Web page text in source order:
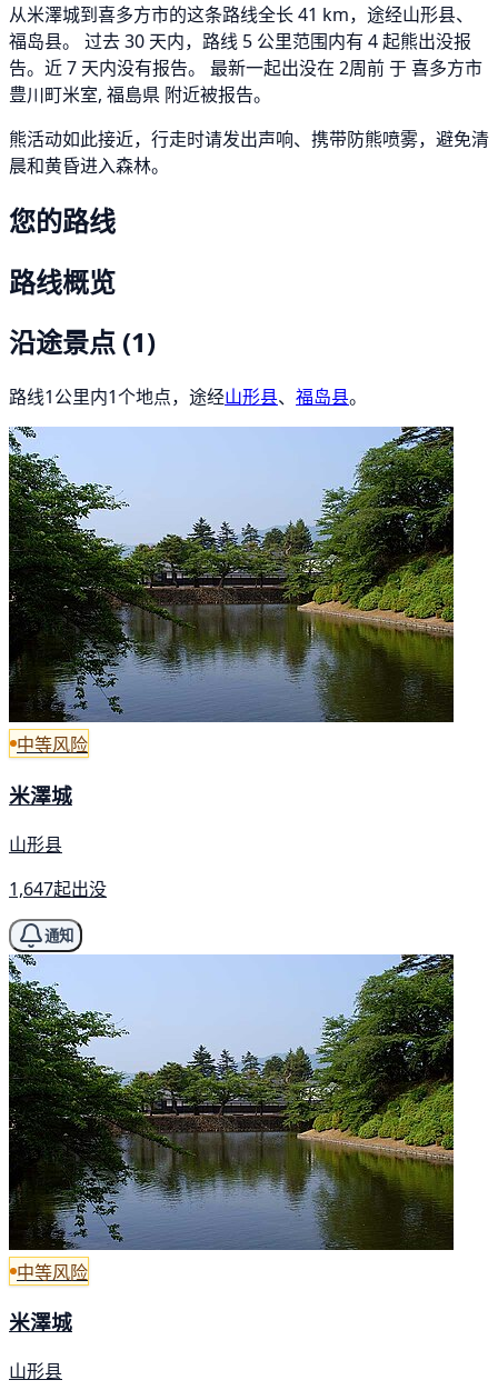
从米澤城到喜多方市的这条路线全长 41 km，途经山形县、
福岛县。 过去 30 天内，路线 5 公里范围内有 4 起熊出没报
告。近 7 天内没有报告。 最新一起出没在 2周前 于 喜多方市
豊川町米室, 福島県 附近被报告。
熊活动如此接近，行走时请发出声响、携带防熊喷雾，避免清
晨和黄昏进入森林。
您的路线
路线概览
沿途景点 (1)
路线1公里内1个地点，途经山形县、 福岛县。
中等风险
米澤城
山形县
1,647起出没
通知
中等风险
米澤城
山形县